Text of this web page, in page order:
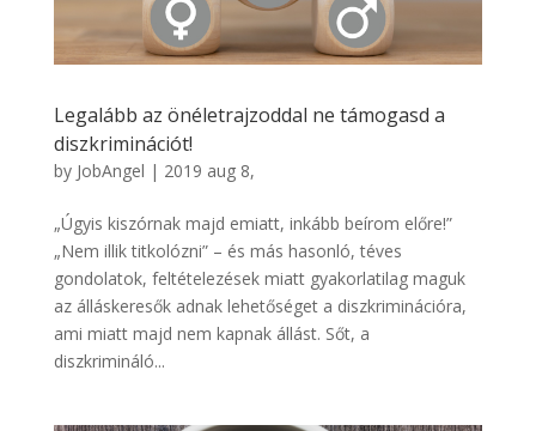
Legalább az önéletrajzoddal ne támogasd a
diszkriminációt!
by JobAngel | 2019 aug 8,
„Úgyis kiszórnak majd emiatt, inkább beírom előre!”
„Nem illik titkolózni” – és más hasonló, téves
gondolatok, feltételezések miatt gyakorlatilag maguk
az álláskeresők adnak lehetőséget a diszkriminációra,
ami miatt majd nem kapnak állást. Sőt, a
diszkrimináló...